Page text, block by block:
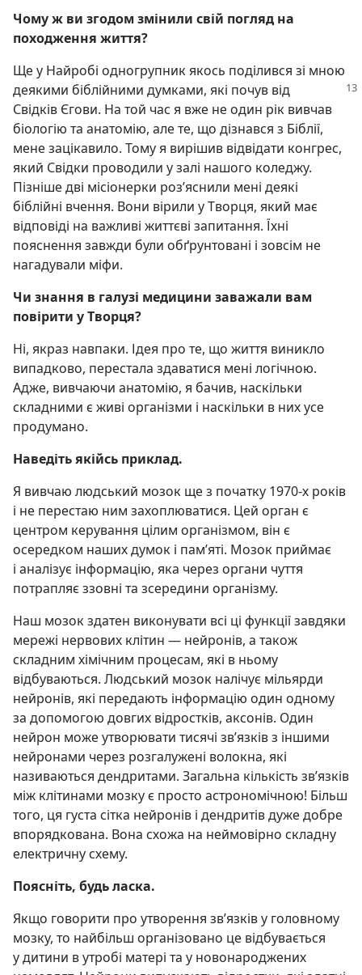
Чому ж ви згодом змінили свій погляд на
походження життя?
Ще у Найробі одногрупник якось поділився зі мною
деякими біблійними думками, які почув від
Свідків Єгови. На той час я вже не один рік вивчав
біологію та анатомію, але те, що дізнався з Біблії,
мене зацікавило. Тому я вирішив відвідати конгрес,
який Свідки проводили у залі нашого коледжу.
Пізніше дві місіонерки роз’яснили мені деякі
біблійні вчення. Вони вірили у Творця, який має
відповіді на важливі життєві запитання. Їхні
пояснення завжди були обґрунтовані і зовсім не
нагадували міфи.
Чи знання в галузі медицини заважали вам
повірити у Творця?
Ні, якраз навпаки. Ідея про те, що життя виникло
випадково, перестала здаватися мені логічною.
Адже, вивчаючи анатомію, я бачив, наскільки
складними є живі організми і наскільки в них усе
продумано.
Наведіть якійсь приклад.
Я вивчаю людський мозок ще з початку 1970-х років
і не перестаю ним захоплюватися. Цей орган є
центром керування цілим організмом, він є
осередком наших думок і пам’яті. Мозок приймає
і аналізує інформацію, яка через органи чуття
потрапляє ззовні та зсередини організму.
Наш мозок здатен виконувати всі ці функції завдяки
мережі нервових клітин — нейронів, а також
складним хімічним процесам, які в ньому
відбуваються. Людський мозок налічує мільярди
нейронів, які передають інформацію один одному
за допомогою довгих відростків, аксонів. Один
нейрон може утворювати тисячі зв’язків з іншими
нейронами через розгалужені волокна, які
називаються дендритами. Загальна кількість зв’язків
між клітинами мозку є просто астрономічною! Більш
того, ця густа сітка нейронів і дендритів дуже добре
впорядкована. Вона схожа на неймовірно складну
електричну схему.
Поясніть, будь ласка.
Якщо говорити про утворення зв’язків у головному
мозку, то найбільш організовано це відбувається
у дитини в утробі матері та у новонароджених